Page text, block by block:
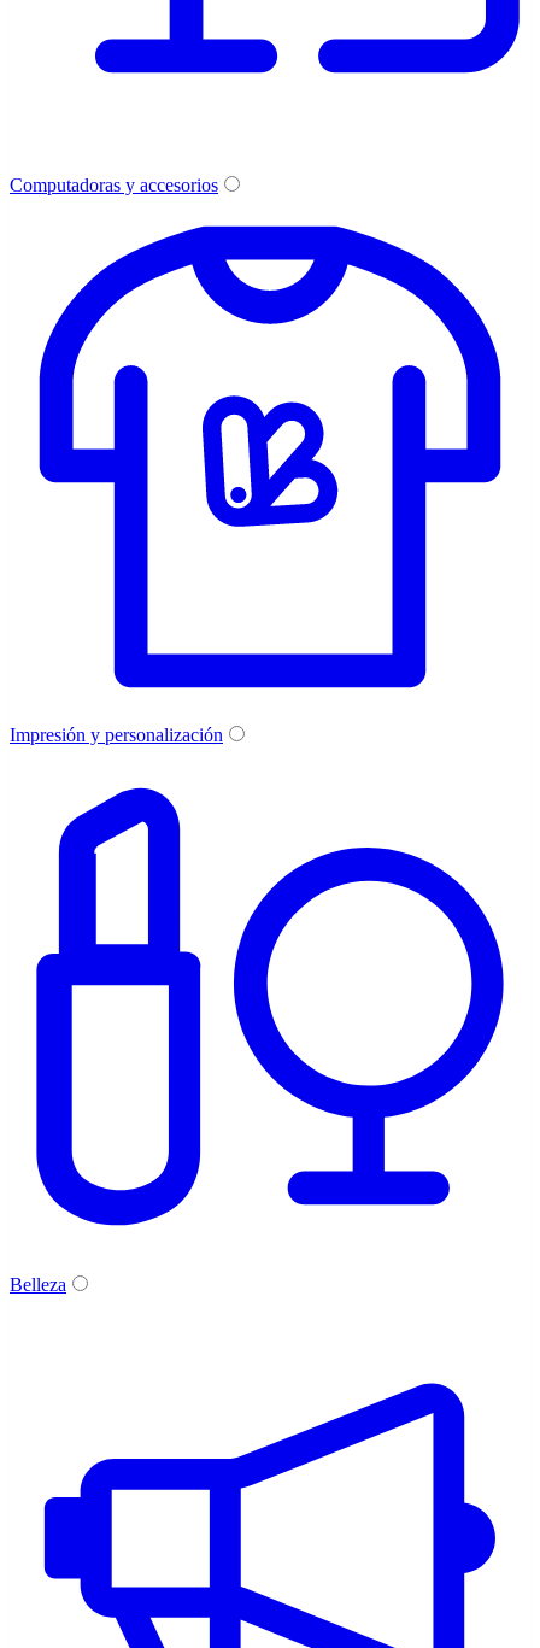
Computadoras y accesorios
Impresión y personalización
Belleza